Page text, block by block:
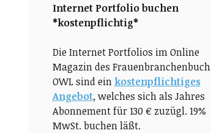
Internet Portfolio buchen
*kostenpflichtig*
Die Internet Portfolios im Online
Magazin des Frauenbranchenbuch
OWL sind ein kostenpflichtiges
Angebot, welches sich als Jahres
Abonnement für 130 € zuzügl. 19%
MwSt. buchen läßt.